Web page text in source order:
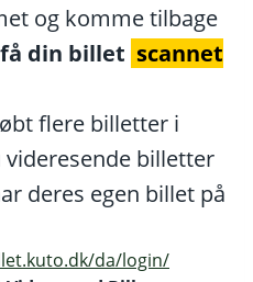
og komme tilbage
din billet scannet
flere billetter i
billetter
deres egen billet på
da/login/